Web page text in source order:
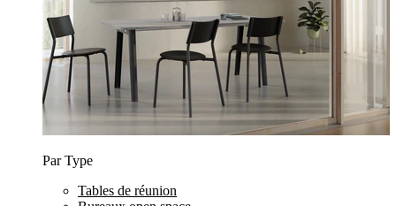
Par Type
Tables de réunion